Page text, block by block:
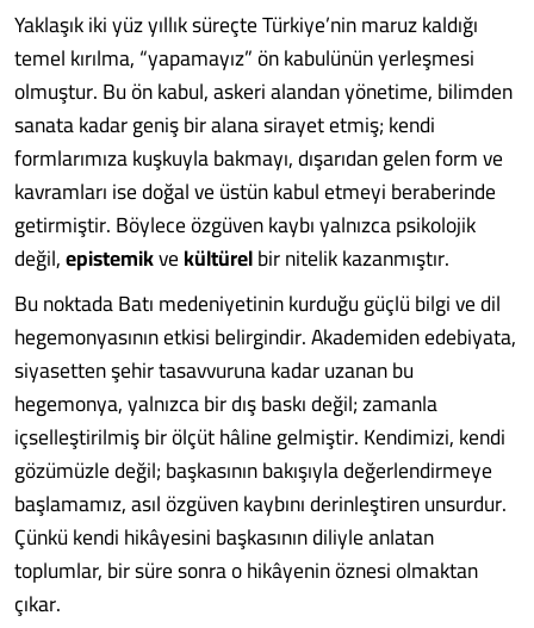
Yaklaşık iki yüz yıllık süreçte Türkiye’nin maruz kaldığı
temel kırılma, “yapamayız” ön kabulünün yerleşmesi
olmuştur. Bu ön kabul, askeri alandan yönetime, bilimden
sanata kadar geniş bir alana sirayet etmiş; kendi
formlarımıza kuşkuyla bakmayı, dışarıdan gelen form ve
kavramları ise doğal ve üstün kabul etmeyi beraberinde
getirmiştir. Böylece özgüven kaybı yalnızca psikolojik
değil,epistemikvekültürelbir nitelik kazanmıştır.
Bu noktada Batı medeniyetinin kurduğu güçlü bilgi ve dil
hegemonyasının etkisi belirgindir. Akademiden edebiyata,
siyasetten şehir tasavvuruna kadar uzanan bu
hegemonya, yalnızca bir dış baskı değil; zamanla
içselleştirilmiş bir ölçüt hâline gelmiştir. Kendimizi, kendi
gözümüzle değil; başkasının bakışıyla değerlendirmeye
başlamamız, asıl özgüven kaybını derinleştiren unsurdur.
Çünkü kendi hikâyesini başkasının diliyle anlatan
toplumlar, bir süre sonra o hikâyenin öznesi olmaktan
çıkar.